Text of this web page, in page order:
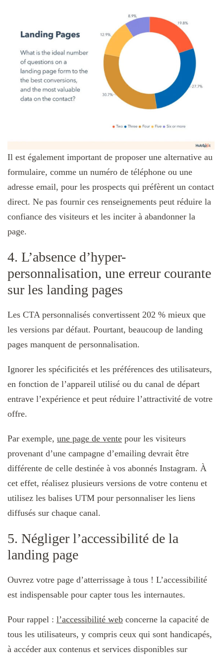
Il est également important de proposer une alternative au
formulaire, comme un numéro de téléphone ou une
adresse email, pour les prospects qui préfèrent un contact
direct. Ne pas fournir ces renseignements peut réduire la
confiance des visiteurs et les inciter à abandonner la
page.
4. L’absence d’hyper-
personnalisation, une erreur courante
sur les landing pages
Les CTA personnalisés convertissent 202 % mieux que
les versions par défaut. Pourtant, beaucoup de landing
pages manquent de personnalisation.
Ignorer les spécificités et les préférences des utilisateurs,
en fonction de l’appareil utilisé ou du canal de départ
entrave l’expérience et peut réduire l’attractivité de votre
offre.
Par exemple, une page de vente pour les visiteurs
provenant d’une campagne d’emailing devrait être
différente de celle destinée à vos abonnés Instagram. À
cet effet, réalisez plusieurs versions de votre contenu et
utilisez les balises UTM pour personnaliser les liens
diffusés sur chaque canal.
5. Négliger l’accessibilité de la
landing page
Ouvrez votre page d’atterrissage à tous ! L’accessibilité
est indispensable pour capter tous les internautes.
Pour rappel : l’accessibilité web concerne la capacité de
tous les utilisateurs, y compris ceux qui sont handicapés,
à accéder aux contenus et services disponibles sur